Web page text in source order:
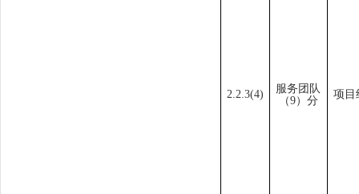
2.2.3(4)
服务团队
（9）分
项目